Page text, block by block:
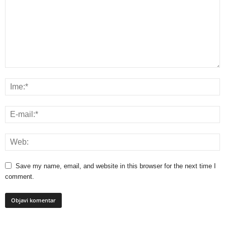
Save my name, email, and website in this browser for the next time I
comment.